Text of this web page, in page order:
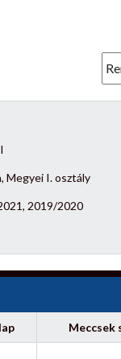
Megyei I. osztály
2019/2020
Meccsek